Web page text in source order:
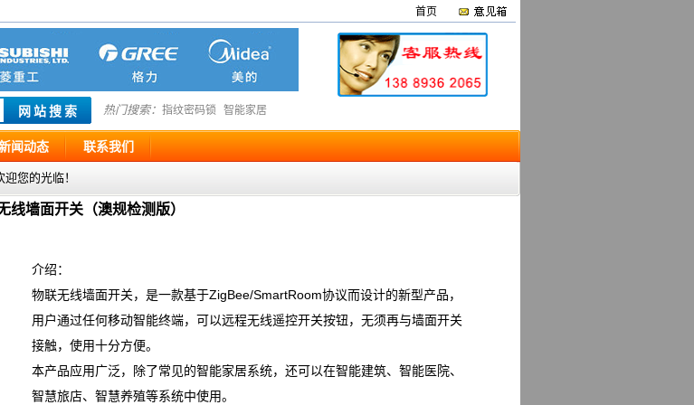
首页
热门搜索： 指纹密码锁 智能家居
闻动态 联系我们
您的光临！
线墙面开关（澳规检测版）
介绍：
物联无线墙面开关，是一款基于ZigBee/SmartRoom协议而设计的新型产品，
用户通过任何移动智能终端，可以远程无线遥控开关按钮，无须再与墙面开关
接触，使用十分方便。
本产品应用广泛，除了常见的智能家居系统，还可以在智能建筑、智能医院、
智慧旅店、智慧养殖等系统中使用。